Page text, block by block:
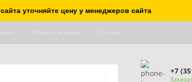
уточняйте цену у менеджеров сайта
+7